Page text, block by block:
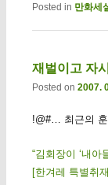
Posted in 만화세
재벌이고 자
Posted on 2007.
!@#… 최근의
“김회장이 ‘내
[한겨레 특별취